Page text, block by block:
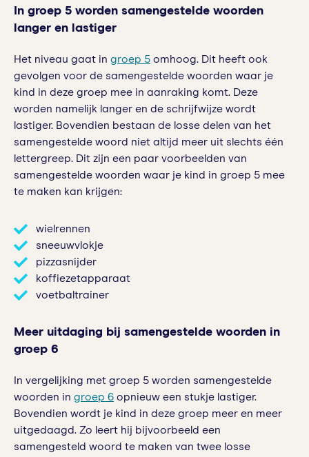
In groep 5 worden samengestelde woorden
langer en lastiger
Het niveau gaat in groep 5 omhoog. Dit heeft ook
gevolgen voor de samengestelde woorden waar je
kind in deze groep mee in aanraking komt. Deze
worden namelijk langer en de schrijfwijze wordt
lastiger. Bovendien bestaan de losse delen van het
samengestelde woord niet altijd meer uit slechts één
lettergreep. Dit zijn een paar voorbeelden van
samengestelde woorden waar je kind in groep 5 mee
te maken kan krijgen:
wielrennen
sneeuwvlokje
pizzasnijder
koffiezetapparaat
voetbaltrainer
Meer uitdaging bij samengestelde woorden in
groep 6
In vergelijking met groep 5 worden samengestelde
woorden in groep 6 opnieuw een stukje lastiger.
Bovendien wordt je kind in deze groep meer en meer
uitgedaagd. Zo leert hij bijvoorbeeld een
samengesteld woord te maken van twee losse